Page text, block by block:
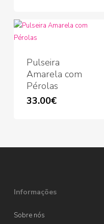
Pulseira
Amarela com
Pérolas
33.00€
Informações
Sobre nós